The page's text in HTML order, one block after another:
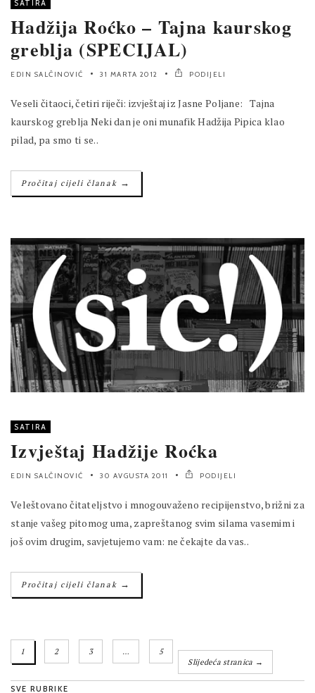
SATIRA
Hadžija Roćko – Tajna kaurskog
greblja (SPECIJAL)
EDIN SALČINOVIĆ 31 MARTA 2012 PODIJELI
Veseli čitaoci, četiri riječi: izvještaj iz Jasne Poljane: Tajna
kaurskog greblja Neki dan je oni munafik Hadžija Pipica klao
pilad, pa smo ti se..
Pročitaj cijeli članak →
SATIRA
Izvještaj Hadžije Roćka
EDIN SALČINOVIĆ 30 AVGUSTA 2011 PODIJELI
Veleštovano čitateljstvo i mnogouvaženo recipijenstvo, brižni za
stanje vašeg pitomog uma, zapreštanog svim silama vasemim i
još ovim drugim, savjetujemo vam: ne čekajte da vas..
Pročitaj cijeli članak →
1 2 3 …
5
Slijedeća stranica →
SVE RUBRIKE